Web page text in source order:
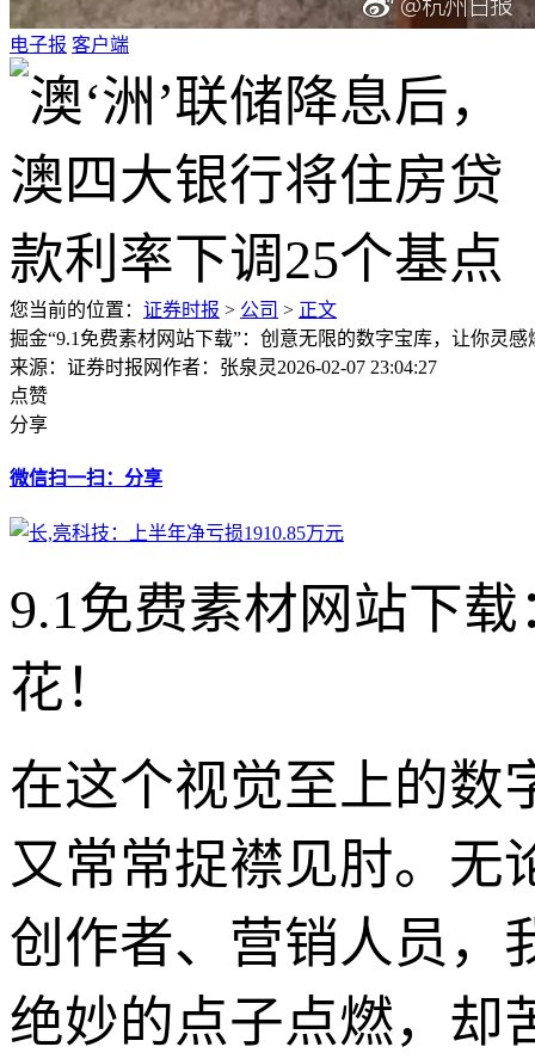
电子报 客户端
您当前的位置： 证券时报 > 公司 > 正文
掘金“9.1免费素材网站下载”：创意无限的数字宝库，让你灵感
来源：证券时报网作者：张泉灵2026-02-07 23:04:27
点赞
分享
微信扫一扫：分享
9.1免费素材网站下
花！
在这个视觉至上的数
又常常捉襟见肘。无
创作者、营销人员，
绝妙的点子点燃，